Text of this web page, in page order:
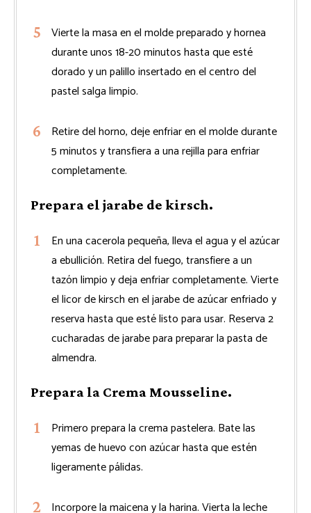
Vierte la masa en el molde preparado y hornea
durante unos 18-20 minutos hasta que esté
dorado y un palillo insertado en el centro del
pastel salga limpio.
Retire del horno, deje enfriar en el molde durante
5 minutos y transfiera a una rejilla para enfriar
completamente.
Prepara el jarabe de kirsch.
En una cacerola pequeña, lleva el agua y el azúcar
a ebullición. Retira del fuego, transfiere a un
tazón limpio y deja enfriar completamente. Vierte
el licor de kirsch en el jarabe de azúcar enfriado y
reserva hasta que esté listo para usar. Reserva 2
cucharadas de jarabe para preparar la pasta de
almendra.
Prepara la Crema Mousseline.
Primero prepara la crema pastelera. Bate las
yemas de huevo con azúcar hasta que estén
ligeramente pálidas.
Incorpore la maicena y la harina. Vierta la leche